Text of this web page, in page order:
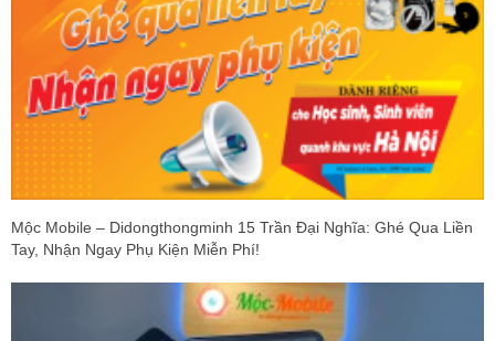
Mộc Mobile – Didongthongminh 15 Trần Đại Nghĩa: Ghé Qua Liền
Tay, Nhận Ngay Phụ Kiện Miễn Phí!